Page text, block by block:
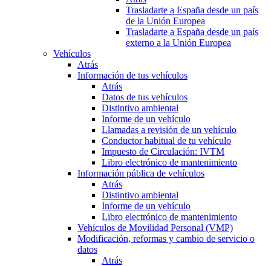
Trasladarte a España desde un país
de la Unión Europea
Trasladarte a España desde un país
externo a la Unión Europea
Vehículos
Atrás
Información de tus vehículos
Atrás
Datos de tus vehículos
Distintivo ambiental
Informe de un vehículo
Llamadas a revisión de un vehículo
Conductor habitual de tu vehículo
Impuesto de Circulación: IVTM
Libro electrónico de mantenimiento
Información pública de vehículos
Atrás
Distintivo ambiental
Informe de un vehículo
Libro electrónico de mantenimiento
Vehículos de Movilidad Personal (VMP)
Modificación, reformas y cambio de servicio o
datos
Atrás